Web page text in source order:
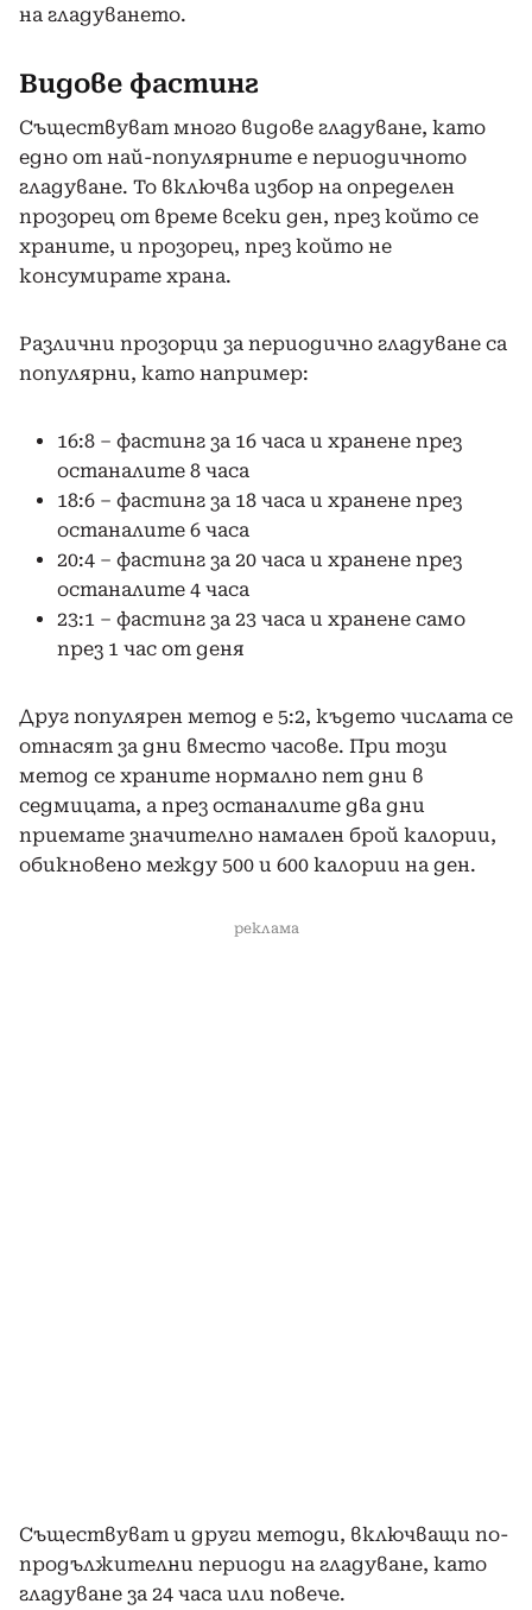
на гладуването.
Видове фастинг
Съществуват много видове гладуване, като
едно от най-популярните е периодичното
гладуване. То включва избор на определен
прозорец от време всеки ден, през който се
храните, и прозорец, през който не
консумирате храна.
Различни прозорци за периодично гладуване са
популярни, като например:
16:8 – фастинг за 16 часа и хранене през
останалите 8 часа
18:6 – фастинг за 18 часа и хранене през
останалите 6 часа
20:4 – фастинг за 20 часа и хранене през
останалите 4 часа
23:1 – фастинг за 23 часа и хранене само
през 1 час от деня
Друг популярен метод е 5:2, където числата се
отнасят за дни вместо часове. При този
метод се храните нормално пет дни в
седмицата, а през останалите два дни
приемате значително намален брой калории,
обикновено между 500 и 600 калории на ден.
реклама
Съществуват и други методи, включващи по-
продължителни периоди на гладуване, като
гладуване за 24 часа или повече.